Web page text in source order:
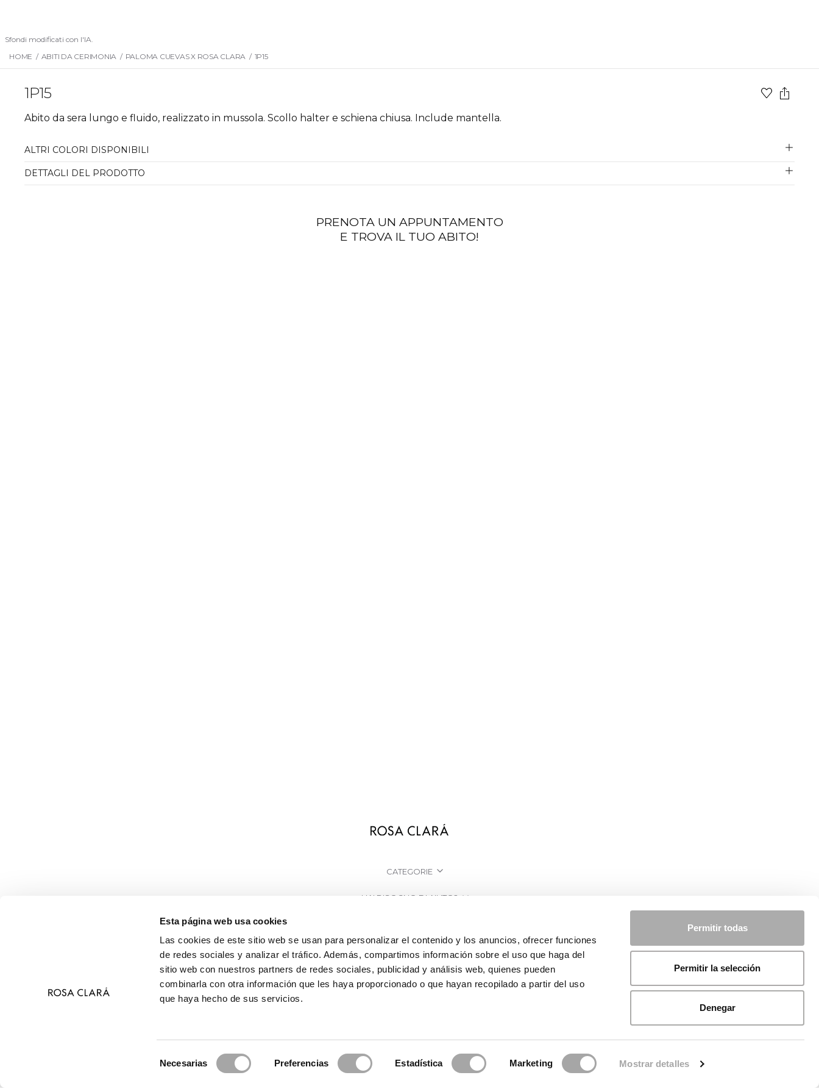
Esta página web usa cookies
Las cookies de este sitio web se usan para personalizar el contenido y los anuncios, ofrecer funciones
de redes sociales y analizar el tráfico. Además, compartimos información sobre el uso que haga del
sitio web con nuestros partners de redes sociales, publicidad y análisis web, quienes pueden
combinarla con otra información que les haya proporcionado o que hayan recopilado a partir del uso
que haya hecho de sus servicios.
Necesarias Preferencias Estadística Marketing Mostrar detalles
Permitir todas
Permitir la selección
Denegar
Sfondi modificati con l'IA.
HOME / ABITI DA CERIMONIA / PALOMA CUEVAS X ROSA CLARA / 1P15
1P15
Abito da sera lungo e fluido, realizzato in mussola. Scollo halter e schiena chiusa. Include mantella.
ALTRI COLORI DISPONIBILI
DETTAGLI DEL PRODOTTO
PRENOTA UN APPUNTAMENTO
E TROVA IL TUO ABITO!
CATEGORIE
HAI BISOGNO DI AIUTO?
AZIENDA